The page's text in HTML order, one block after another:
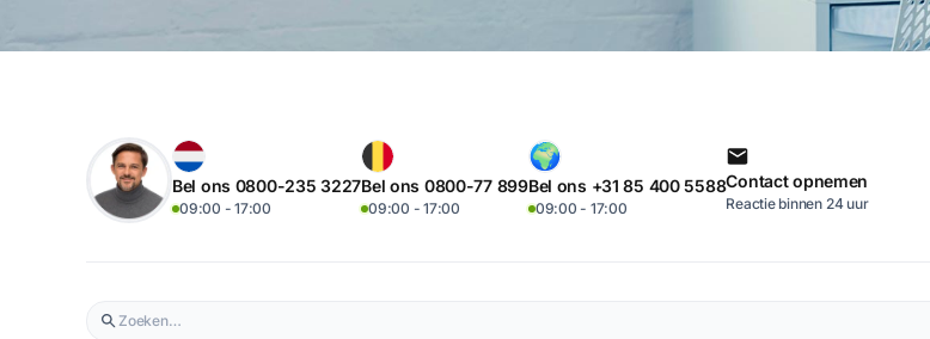
Bel ons 0800-235 3227
09:00 - 17:00
Bel ons 0800-77 899
09:00 - 17:00
Bel ons +31 85 400 5588
09:00 - 17:00
Contact opnemen
Reactie binnen 24 uur